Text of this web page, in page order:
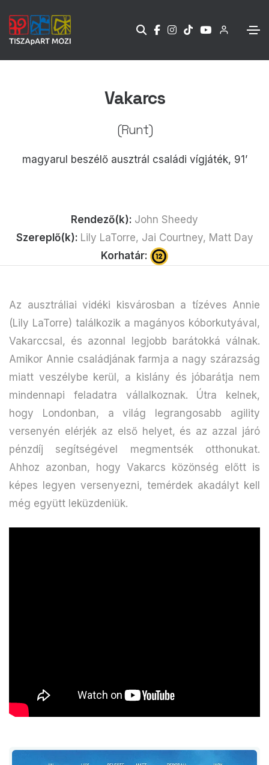
Vakarcs
(Runt)
magyarul beszélő ausztrál családi vígjáték, 91’
Rendező(k): John Sheedy
Szereplő(k): Lily LaTorre, Jai Courtney, Matt Day
Korhatár:
Az ausztráliai vidéki kisvárosban a tízéves Annie
(Lily LaTorre) találkozik a magányos kóborkutyával,
Vakarccsal, és azonnal legjobb barátokká válnak.
Amikor Annie családjának farmja a nagy szárazság
miatt veszélybe kerül, a kislány és jóbarátja nem
mindennapi feladatra vállalkoznak. Útra kelnek,
hogy Londonban, a világ legrangosabb agility
versenyén elérjék az első helyet, és az azzal járó
pénzdíj segítségével megmentsék otthonukat.
Ahhoz azonban, hogy Vakarcs közönség előtt is
képes legyen versenyezni, temérdek akadályt kell
még együtt leküzdeniük.